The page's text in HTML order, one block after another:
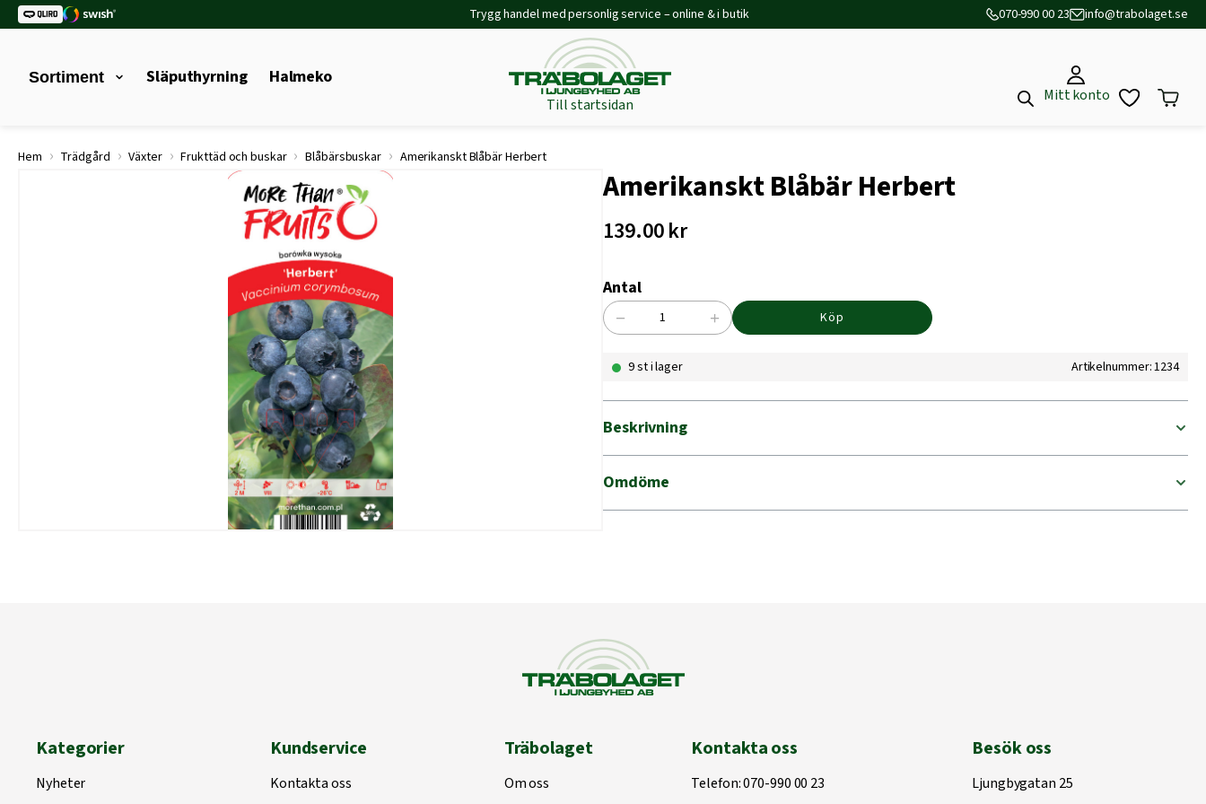
Trygg handel med personlig service – online & i butik 070-990 00 23 info@trabolaget.se
Sortiment Släputhyrning Halmeko
Till startsidan
Mitt konto
Hem › Trädgård › Växter › Frukttäd och buskar › Blåbärsbuskar › Amerikanskt Blåbär Herbert
Amerikanskt Blåbär Herbert
139.00kr
Antal
Amerikanskt
Herbert
− + Köp
9 st i lager Artikelnummer: 1234
Beskrivning
Omdöme
Kategorier
Nyheter
Kundservice
Kontakta oss
Träbolaget
Om oss
Kontakta oss
Telefon:070-990 00 23
Besök oss
Ljungbygatan 25